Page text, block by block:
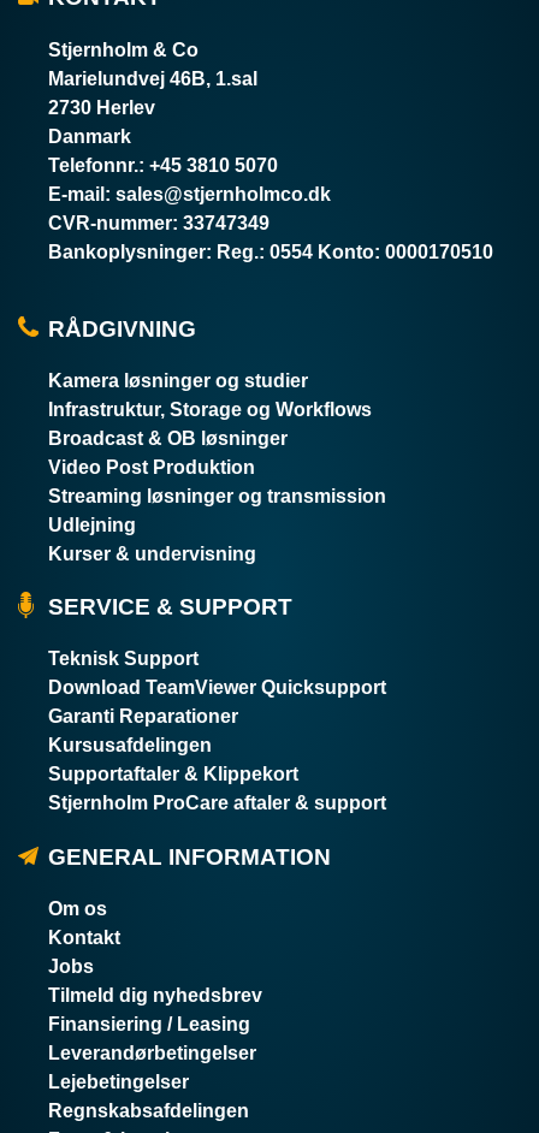
Stjernholm & Co
Marielundvej 46B, 1.sal
2730 Herlev
Danmark
Telefonnr.: +45 3810 5070
E-mail : sales@stjernholmco.dk
CVR-nummer: 33747349
Bankoplysninger: Reg.: 0554 Konto: 0000170510
RÅDGIVNING
Kamera løsninger og studier
Infrastruktur, Storage og Workflows
Broadcast & OB løsninger
Video Post Produktion
Streaming løsninger og transmission
Udlejning
Kurser & undervisning
SERVICE & SUPPORT
Teknisk Support
Download TeamViewer Quicksupport
Garanti Reparationer
Kursusafdelingen
Supportaftaler & Klippekort
Stjernholm ProCare aftaler & support
GENERAL INFORMATION
Om os
Kontakt
Jobs
Tilmeld dig nyhedsbrev
Finansiering / Leasing
Leverandørbetingelser
Lejebetingelser
Regnskabsafdelingen